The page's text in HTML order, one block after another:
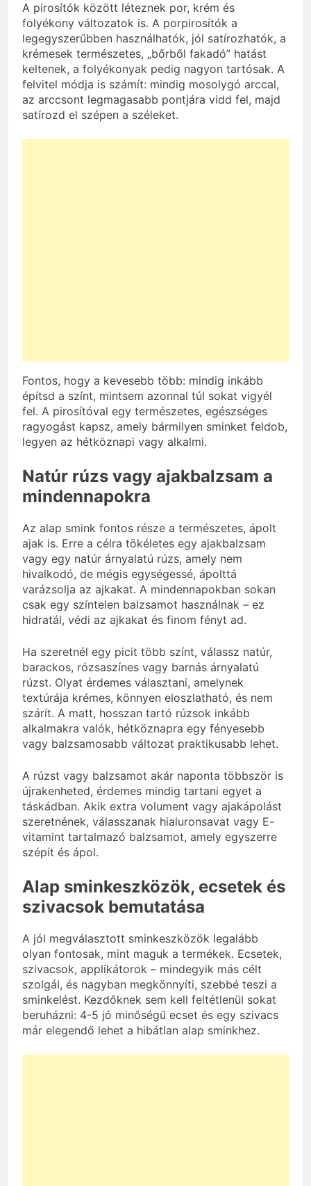
A pirosítók között léteznek por, krém és
folyékony változatok is. A porpirosítók a
legegyszerűbben használhatók, jól satírozhatók, a
krémesek természetes, „bőrből fakadó” hatást
keltenek, a folyékonyak pedig nagyon tartósak. A
felvitel módja is számít: mindig mosolygó arccal,
az arccsont legmagasabb pontjára vidd fel, majd
satírozd el szépen a széleket.
Fontos, hogy a kevesebb több: mindig inkább
építsd a színt, mintsem azonnal túl sokat vigyél
fel. A pirosítóval egy természetes, egészséges
ragyogást kapsz, amely bármilyen sminket feldob,
legyen az hétköznapi vagy alkalmi.
Natúr rúzs vagy ajakbalzsam a
mindennapokra
Az alap smink fontos része a természetes, ápolt
ajak is. Erre a célra tökéletes egy ajakbalzsam
vagy egy natúr árnyalatú rúzs, amely nem
hivalkodó, de mégis egységessé, ápolttá
varázsolja az ajkakat. A mindennapokban sokan
csak egy színtelen balzsamot használnak – ez
hidratál, védi az ajkakat és finom fényt ad.
Ha szeretnél egy picit több színt, válassz natúr,
barackos, rózsaszínes vagy barnás árnyalatú
rúzst. Olyat érdemes választani, amelynek
textúrája krémes, könnyen eloszlatható, és nem
szárít. A matt, hosszan tartó rúzsok inkább
alkalmakra valók, hétköznapra egy fényesebb
vagy balzsamosabb változat praktikusabb lehet.
A rúzst vagy balzsamot akár naponta többször is
újrakenheted, érdemes mindig tartani egyet a
táskádban. Akik extra volument vagy ajakápolást
szeretnének, válasszanak hialuronsavat vagy E-
vitamint tartalmazó balzsamot, amely egyszerre
szépít és ápol.
Alap sminkeszközök, ecsetek és
szivacsok bemutatása
A jól megválasztott sminkeszközök legalább
olyan fontosak, mint maguk a termékek. Ecsetek,
szivacsok, applikátorok – mindegyik más célt
szolgál, és nagyban megkönnyíti, szebbé teszi a
sminkelést. Kezdőknek sem kell feltétlenül sokat
beruházni: 4-5 jó minőségű ecset és egy szivacs
már elegendő lehet a hibátlan alap sminkhez.